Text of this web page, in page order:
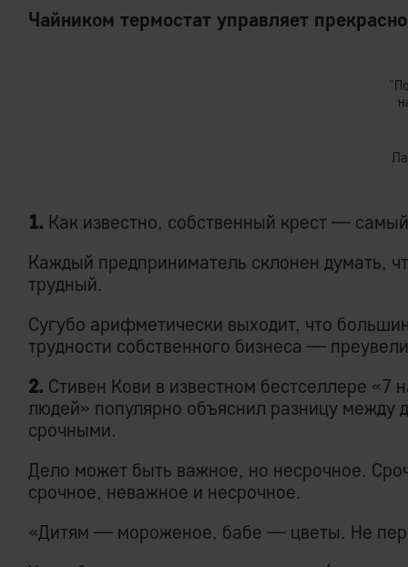
Чайником термостат управляет
1. Как известно, собственный крест —
Каждый предприниматель склонен думать,
трудный.
Сугубо арифметически выходит, что
трудности собственного бизнеса —
2. Стивен Кови в известном бестселлере
людей» популярно объяснил разницу
срочными.
Дело может быть важное, но несрочное.
срочное, неважное и несрочное.
«Дитям — мороженое, бабе — цветы. Не